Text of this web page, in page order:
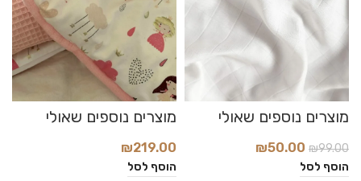
₪99.00
₪50.00
הוסף לסל
₪219.00
הוסף לסל